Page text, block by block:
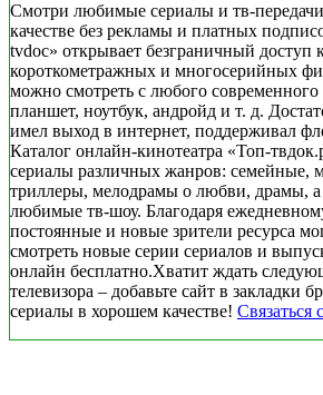
Смотри любимые сериалы и тв-
качестве без рекламы и платных
tvdoc» открывает безграничный доступ
короткометражных и многосерийных
можно смотреть с любого современного
планшет, ноутбук, андройд и т. д.
имел выход в интернет, поддерживал
Каталог онлайн-кинотеатра «Топ-
сериалы различных жанров: семейные,
триллеры, мелодрамы о любви, драмы,
любимые тв-шоу. Благодаря
постоянные и новые зрители ресурса
смотреть новые серии сериалов и
онлайн бесплатно.Хватит ждать
телевизора – добавьте сайт в закладки
сериалы в хорошем качестве! Связаться